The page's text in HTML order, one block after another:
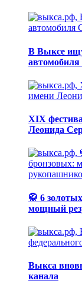
В Выксе
XIX
Леонида
🥋 6
мощный
Выкса
канала